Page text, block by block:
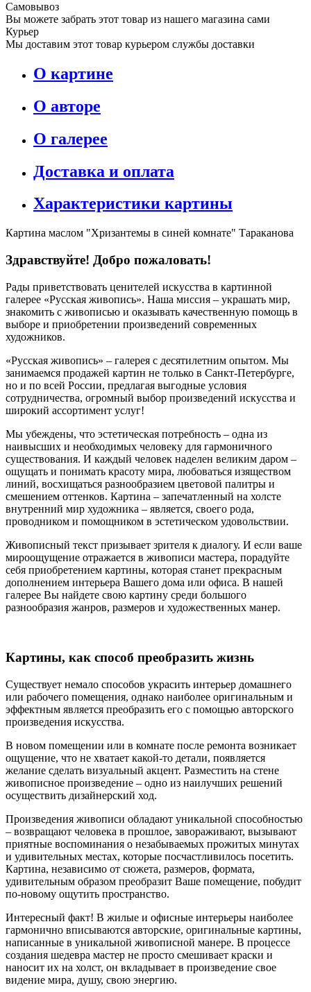
Самовывоз
Вы можете забрать этот товар из нашего магазина сами
Курьер
Мы доставим этот товар курьером службы доставки
О картине
О авторе
О галерее
Доставка и оплата
Характеристики картины
Картина маслом "Хризантемы в синей комнате" Тараканова
Здравствуйте! Добро пожаловать!
Рады приветствовать ценителей искусства в картинной
галерее «Русская живопись». Наша миссия – украшать мир,
знакомить с живописью и оказывать качественную помощь в
выборе и приобретении произведений современных
художников.
«Русская живопись» – галерея c десятилетним опытом. Мы
занимаемся продажей картин не только в Санкт-Петербурге,
но и по всей России, предлагая выгодные условия
сотрудничества, огромный выбор произведений искусства и
широкий ассортимент услуг!
Мы убеждены, что эстетическая потребность – одна из
наивысших и необходимых человеку для гармоничного
существования. И каждый человек наделен великим даром –
ощущать и понимать красоту мира, любоваться изяществом
линий, восхищаться разнообразием цветовой палитры и
смешением оттенков. Картина – запечатленный на холсте
внутренний мир художника – является, своего рода,
проводником и помощником в эстетическом удовольствии.
Живописный текст призывает зрителя к диалогу. И если ваше
мироощущение отражается в живописи мастера, порадуйте
себя приобретением картины, которая станет прекрасным
дополнением интерьера Вашего дома или офиса. В нашей
галерее Вы найдете свою картину среди большого
разнообразия жанров, размеров и художественных манер.
Картины, как способ преобразить жизнь
Существует немало способов украсить интерьер домашнего
или рабочего помещения, однако наиболее оригинальным и
эффектным является преобразить его с помощью авторского
произведения искусства.
В новом помещении или в комнате после ремонта возникает
ощущение, что не хватает какой-то детали, появляется
желание сделать визуальный акцент. Разместить на стене
живописное произведение – одно из наилучших решений
осуществить дизайнерский ход.
Произведения живописи обладают уникальной способностью
– возвращают человека в прошлое, завораживают, вызывают
приятные воспоминания о незабываемых прожитых минутах
и удивительных местах, которые посчастливилось посетить.
Картина, независимо от сюжета, размеров, формата,
удивительным образом преобразит Ваше помещение, побудит
по-новому ощутить пространство.
Интересный факт! В жилые и офисные интерьеры наиболее
гармонично вписываются авторские, оригинальные картины,
написанные в уникальной живописной манере. В процессе
создания шедевра мастер не просто смешивает краски и
наносит их на холст, он вкладывает в произведение свое
видение мира, душу, свою энергию.